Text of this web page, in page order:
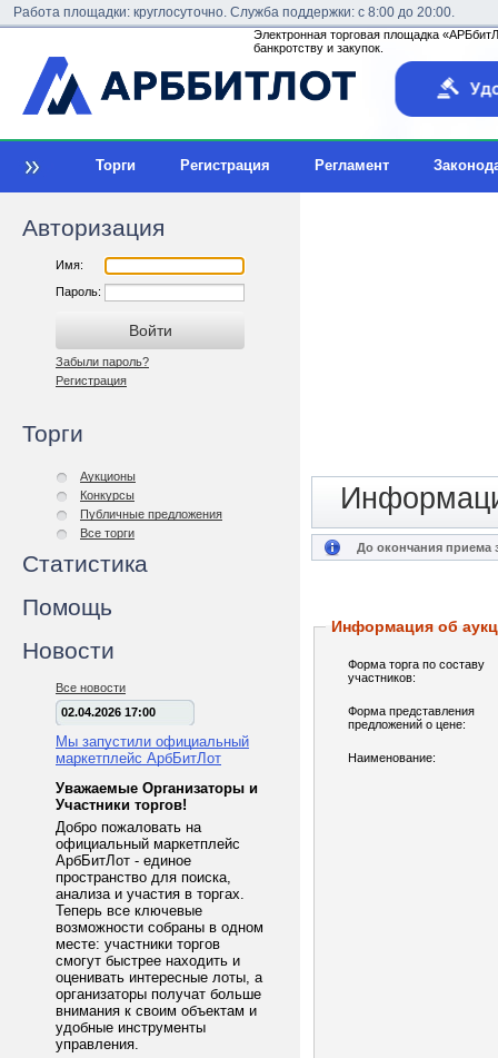
Работа площадки: круглосуточно. Служба поддержки: с 8:00 до 20:00.
Электронная торговая площадка
банкротству и закупок.
Торги Регистрация Регламент
Авторизация
Имя:
Пароль:
Забыли пароль?
Регистрация
Торги
Аукционы
Конкурсы
Публичные предложения
Все торги
Статистика
Помощь
Новости
Все новости
02.04.2026 17:00
Мы запустили официальный
маркетплейс АрбБитЛот
Уважаемые Организаторы и
Участники торгов!
Добро пожаловать на
официальный маркетплейс
АрбБитЛот - единое
пространство для поиска,
анализа и участия в торгах.
Теперь все ключевые
возможности собраны в одном
месте: участники торгов
смогут быстрее находить и
оценивать интересные лоты, а
организаторы получат больше
внимания к своим объектам и
удобные инструменты
управления.
До окончания приема
Информация об
Форма торга по составу
участников:
Форма представления
предложений о цене:
Наименование: